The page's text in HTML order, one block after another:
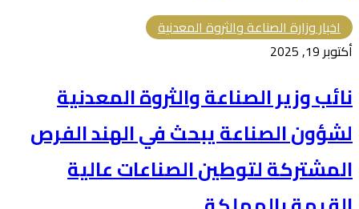
اخبار وزارة الصناعة والثروة المعدنية
أكتوبر 19, 2025
نائب وزير الصناعة والثروة المعدنية
لشؤون الصناعة يبحث في الهند الفرص
المشتركة لتوطين الصناعات عالية